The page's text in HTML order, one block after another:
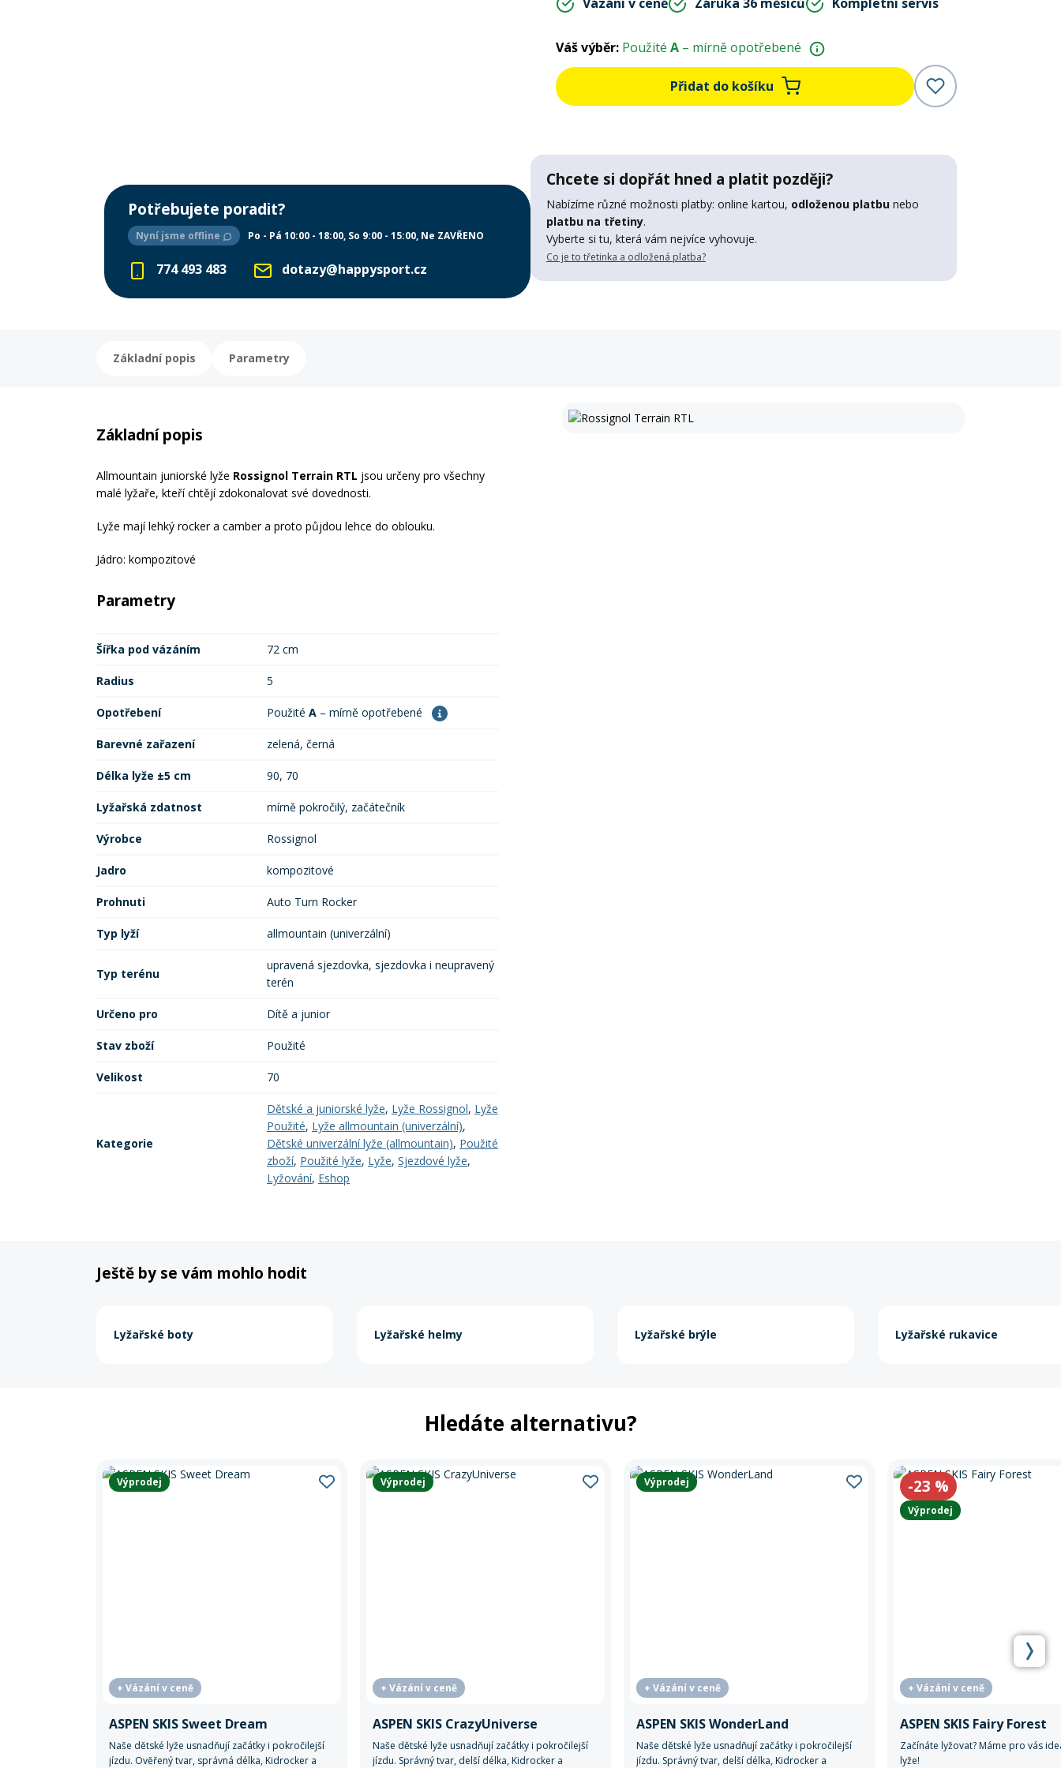
Váš výběr: Použité A – mírně opotřebené
Přidat do košíku
Chcete si dopřát hned a platit později?
Nabízíme různé možnosti platby: online kartou, odloženou platbu nebo
platbu na třetiny.
Vyberte si tu, která vám nejvíce vyhovuje.
Co je to třetinka a odložená platba?
Potřebujete poradit?
Nyní jsme offline Po - Pá 10:00 - 18:00 So 9:00 - 15:00 Ne ZAVŘENO
774 493 483 dotazy@happysport.cz
Základní popis Parametry
Základní popis
Allmountain juniorské lyže Rossignol Terrain RTL jsou určeny pro všechny
malé lyžaře, kteří chtějí zdokonalovat své dovednosti.
Lyže mají lehký rocker a camber a proto půjdou lehce do oblouku.
Jádro: kompozitové
Parametry
Šířka pod vázáním 72 cm
Radius 5
Opotřebení Použité A – mírně opotřebené
Barevné zařazení zelená, černá
Délka lyže ±5 cm 90, 70
Lyžařská zdatnost mírně pokročilý, začátečník
Výrobce Rossignol
Jadro kompozitové
Prohnuti Auto Turn Rocker
Typ lyží allmountain (univerzální)
Typ terénu
upravená sjezdovka, sjezdovka i neupravený
terén
Určeno pro Dítě a junior
Stav zboží Použité
Velikost 70
Kategorie
Dětské a juniorské lyže, Lyže Rossignol, Lyže
Použité, Lyže allmountain (univerzální),
Dětské univerzální lyže (allmountain), Použité
zboží, Použité lyže, Lyže, Sjezdové lyže,
Lyžování, Eshop
Ještě by se vám mohlo hodit
Lyžařské boty Lyžařské helmy Lyžařské brýle Lyžařské rukavice
Hledáte alternativu?
Výprodej
+ Vázání v ceně
ASPEN SKIS Sweet Dream
Naše dětské lyže usnadňují začátky i pokročilejší
jízdu. Ověřený tvar, správná délka, Kidrocker a
Výprodej
+ Vázání v ceně
ASPEN SKIS CrazyUniverse
Naše dětské lyže usnadňují začátky i pokročilejší
jízdu. Správný tvar, delší délka, Kidrocker a
Výprodej
+ Vázání v ceně
ASPEN SKIS WonderLand
Naše dětské lyže usnadňují začátky i pokročilejší
jízdu. Správný tvar, delší délka, Kidrocker a
-23 %
Výprodej
+ Vázání v ceně
ASPEN SKIS Fairy Forest
Začínáte lyžovat? Máme pro vás
lyže!